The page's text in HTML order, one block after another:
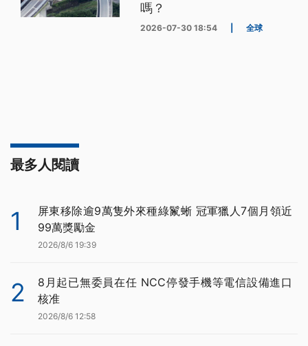
嗎？
2026-07-30 18:54 全球
最多人閱讀
1
屏東移除逾9萬隻外來種綠鬣蜥 冠軍獵人7個月領近
99萬獎勵金
2026/8/6 19:39
2
8月起已無委員在任 NCC停發手機等電信設備進口
核准
2026/8/6 12:58